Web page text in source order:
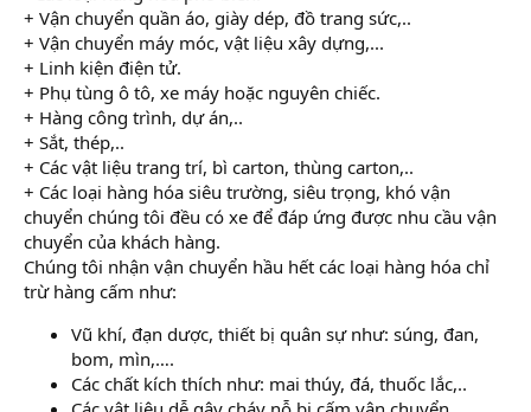
+ Vận chuyển quần áo, giày dép, đồ trang sức,..
+ Vận chuyển máy móc, vật liệu xây dựng,...
+ Linh kiện điện tử.
+ Phụ tùng ô tô, xe máy hoặc nguyên chiếc.
+ Hàng công trình, dự án,..
+ Sắt, thép,..
+ Các vật liệu trang trí, bì carton, thùng carton,..
+ Các loại hàng hóa siêu trường, siêu trọng, khó vận
chuyển chúng tôi đều có xe để đáp ứng được nhu cầu vận
chuyển của khách hàng.
Chúng tôi nhận vận chuyển hầu hết các loại hàng hóa chỉ
trừ hàng cấm như:
Vũ khí, đạn dược, thiết bị quân sự như: súng, đan,
bom, mìn,….
Các chất kích thích như: mai thúy, đá, thuốc lắc,..